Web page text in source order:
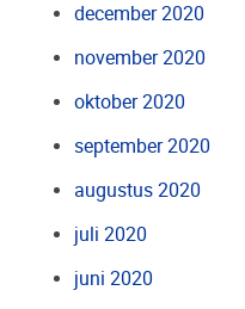
december 2020
november 2020
oktober 2020
september 2020
augustus 2020
juli 2020
juni 2020